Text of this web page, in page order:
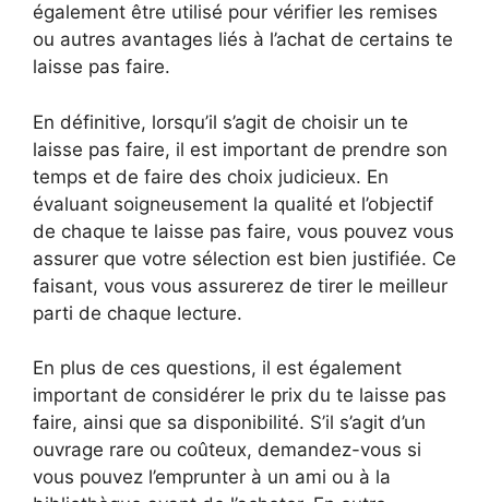
également être utilisé pour vérifier les remises
ou autres avantages liés à l’achat de certains te
laisse pas faire.
En définitive, lorsqu’il s’agit de choisir un te
laisse pas faire, il est important de prendre son
temps et de faire des choix judicieux. En
évaluant soigneusement la qualité et l’objectif
de chaque te laisse pas faire, vous pouvez vous
assurer que votre sélection est bien justifiée. Ce
faisant, vous vous assurerez de tirer le meilleur
parti de chaque lecture.
En plus de ces questions, il est également
important de considérer le prix du te laisse pas
faire, ainsi que sa disponibilité. S’il s’agit d’un
ouvrage rare ou coûteux, demandez-vous si
vous pouvez l’emprunter à un ami ou à la